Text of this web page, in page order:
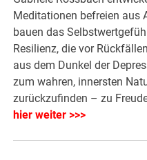
Meditationen befreien aus
bauen das
Resilienz, die vor
aus dem Dunkel der
zum wahren, innersten
zurückzufinden – zu
hier weiter >>>